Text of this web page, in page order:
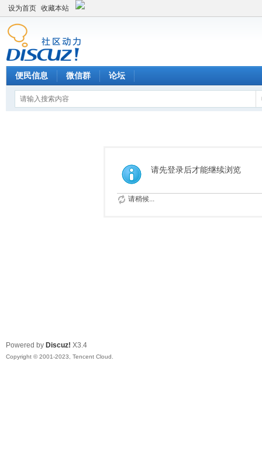
设为首页 收藏本站
便民信息 微信群 论坛
请先登录后才能继续浏览
请稍候...
Powered by Discuz! X3.4
Copyright © 2001-2023, Tencent Cloud.